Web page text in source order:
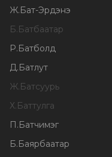
Ж.Бат-Эрдэнэ
Б.Батбаатар
Р.Батболд
Д.Батлут
Ж.Батсуурь
Х.Баттулга
П.Батчимэг
Б.Баярбаатар